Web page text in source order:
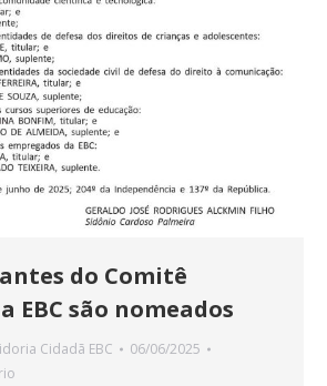
do Comitê
EBC são nomeados
Cidadã EBC
06/06/2025